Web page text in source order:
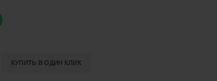
КУПИТЬ В ОДИН КЛИК